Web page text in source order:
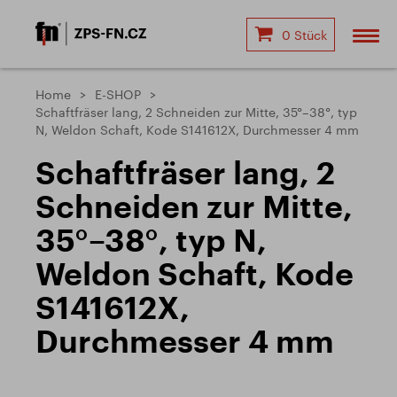
0 Stück
Home
E-SHOP
Schaftfräser lang, 2 Schneiden zur Mitte, 35°–38°, typ
N, Weldon Schaft, Kode S141612X, Durchmesser 4 mm
Schaftfräser lang, 2
Schneiden zur Mitte,
35°–38°, typ N,
Weldon Schaft, Kode
S141612X,
Durchmesser 4 mm